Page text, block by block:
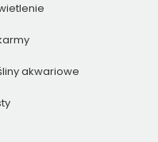
akwariowe